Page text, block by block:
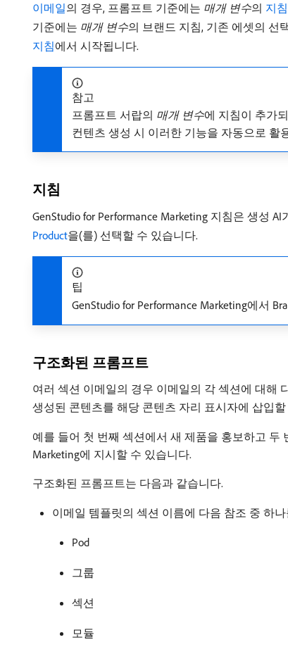
이메일의 경우, 프롬프트 기준에는 매개 변수​의 지침
기준에는 매개 변수의 브랜드 지침, 기존 에셋의 선
지침에서 시작됩니다.
참고
프롬프트 서랍의 매개 변수에 지침이 추가
컨텐츠 생성 시 이러한 기능을 자동으로 활
지침
GenStudio for Performance Marketing 지침은 생성
Product을(를) 선택할 수 있습니다.
팁
GenStudio for Performance Marketing에서
구조화된 프롬프트
여러 섹션 이메일의 경우 이메일의 각 섹션에 대해
생성된 콘텐츠를 해당 콘텐츠 자리 표시자에 삽입
예를 들어 첫 번째 섹션에서 새 제품을 홍보하고 두
Marketing에 지시할 수 있습니다.
구조화된 프롬프트는 다음과 같습니다.
이메일 템플릿의 섹션 이름에 다음 참조 중 하
Pod
그룹
섹션
모듈